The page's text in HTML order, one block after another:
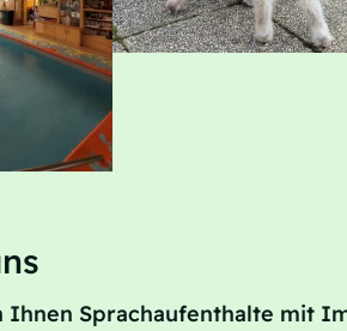
Ihnen Sprachaufenthalte mit